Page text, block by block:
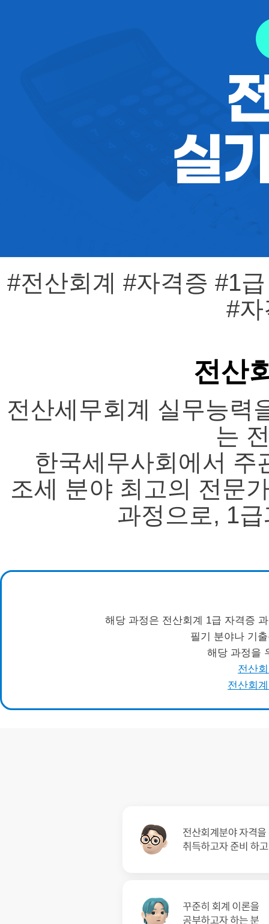
#전산회계 #자격증 #1
#
전산
전산세무회계 실무능력
는
한국세무사회에서 주
조세 분야 최고의 전문
과정으로, 1
해당 과정은 전산회계 1급 자격증
필기 분야나 기
해당 과정을
전산
전산회